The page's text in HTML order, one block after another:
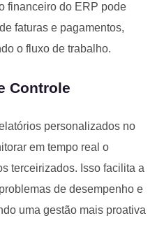
financeiro do ERP pode
faturas e pagamentos,
o fluxo de trabalho.
Controle
personalizados no
em tempo real o
terceirizados. Isso facilita a
de desempenho e
uma gestão mais proativa